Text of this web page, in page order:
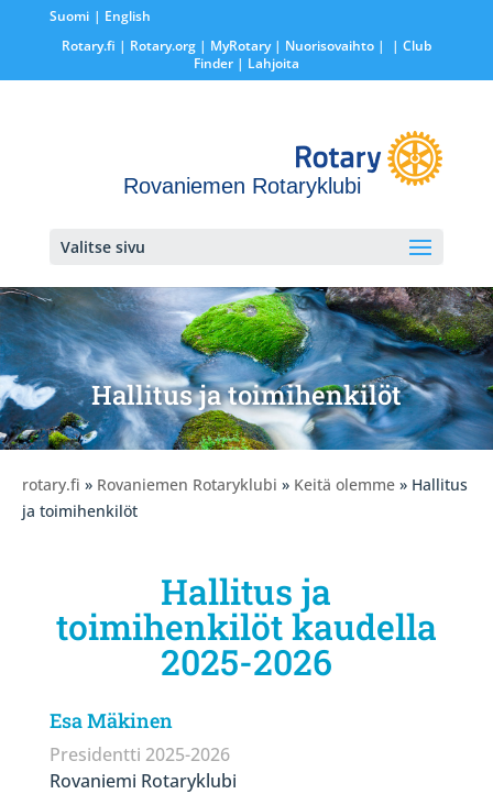
Suomi
English
Rotary.fi | Rotary.org| MyRotary | Nuorisovaihto|
| Club
Finder| Lahjoita
Rovaniemen Rotaryklubi
Valitse sivu
Hallitus ja toimihenkilöt
rotary.fi » Rovaniemen Rotaryklubi » Keitä olemme » Hallitus
ja toimihenkilöt
Hallitus ja
toimihenkilöt kaudella
2025-2026
Esa Mäkinen
Presidentti 2025-2026
Rovaniemi Rotaryklubi